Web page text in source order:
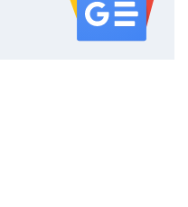
serwisu